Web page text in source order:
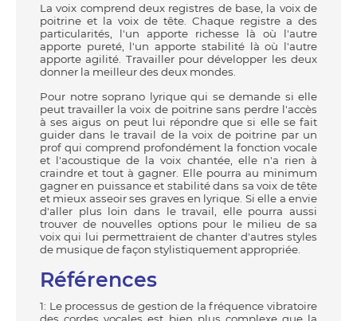
La voix comprend deux registres de base, la voix de
poitrine et la voix de tête. Chaque registre a des
particularités, l'un apporte richesse là où l'autre
apporte pureté, l'un apporte stabilité là où l'autre
apporte agilité. Travailler pour développer les deux
donner la meilleur des deux mondes.
Pour notre soprano lyrique qui se demande si elle
peut travailler la voix de poitrine sans perdre l'accès
à ses aigus on peut lui répondre que si elle se fait
guider dans le travail de la voix de poitrine par un
prof qui comprend profondément la fonction vocale
et l'acoustique de la voix chantée, elle n'a rien à
craindre et tout à gagner. Elle pourra au minimum
gagner en puissance et stabilité dans sa voix de tête
et mieux asseoir ses graves en lyrique. Si elle a envie
d'aller plus loin dans le travail, elle pourra aussi
trouver de nouvelles options pour le milieu de sa
voix qui lui permettraient de chanter d'autres styles
de musique de façon stylistiquement appropriée.
Références
1: Le processus de gestion de la fréquence vibratoire